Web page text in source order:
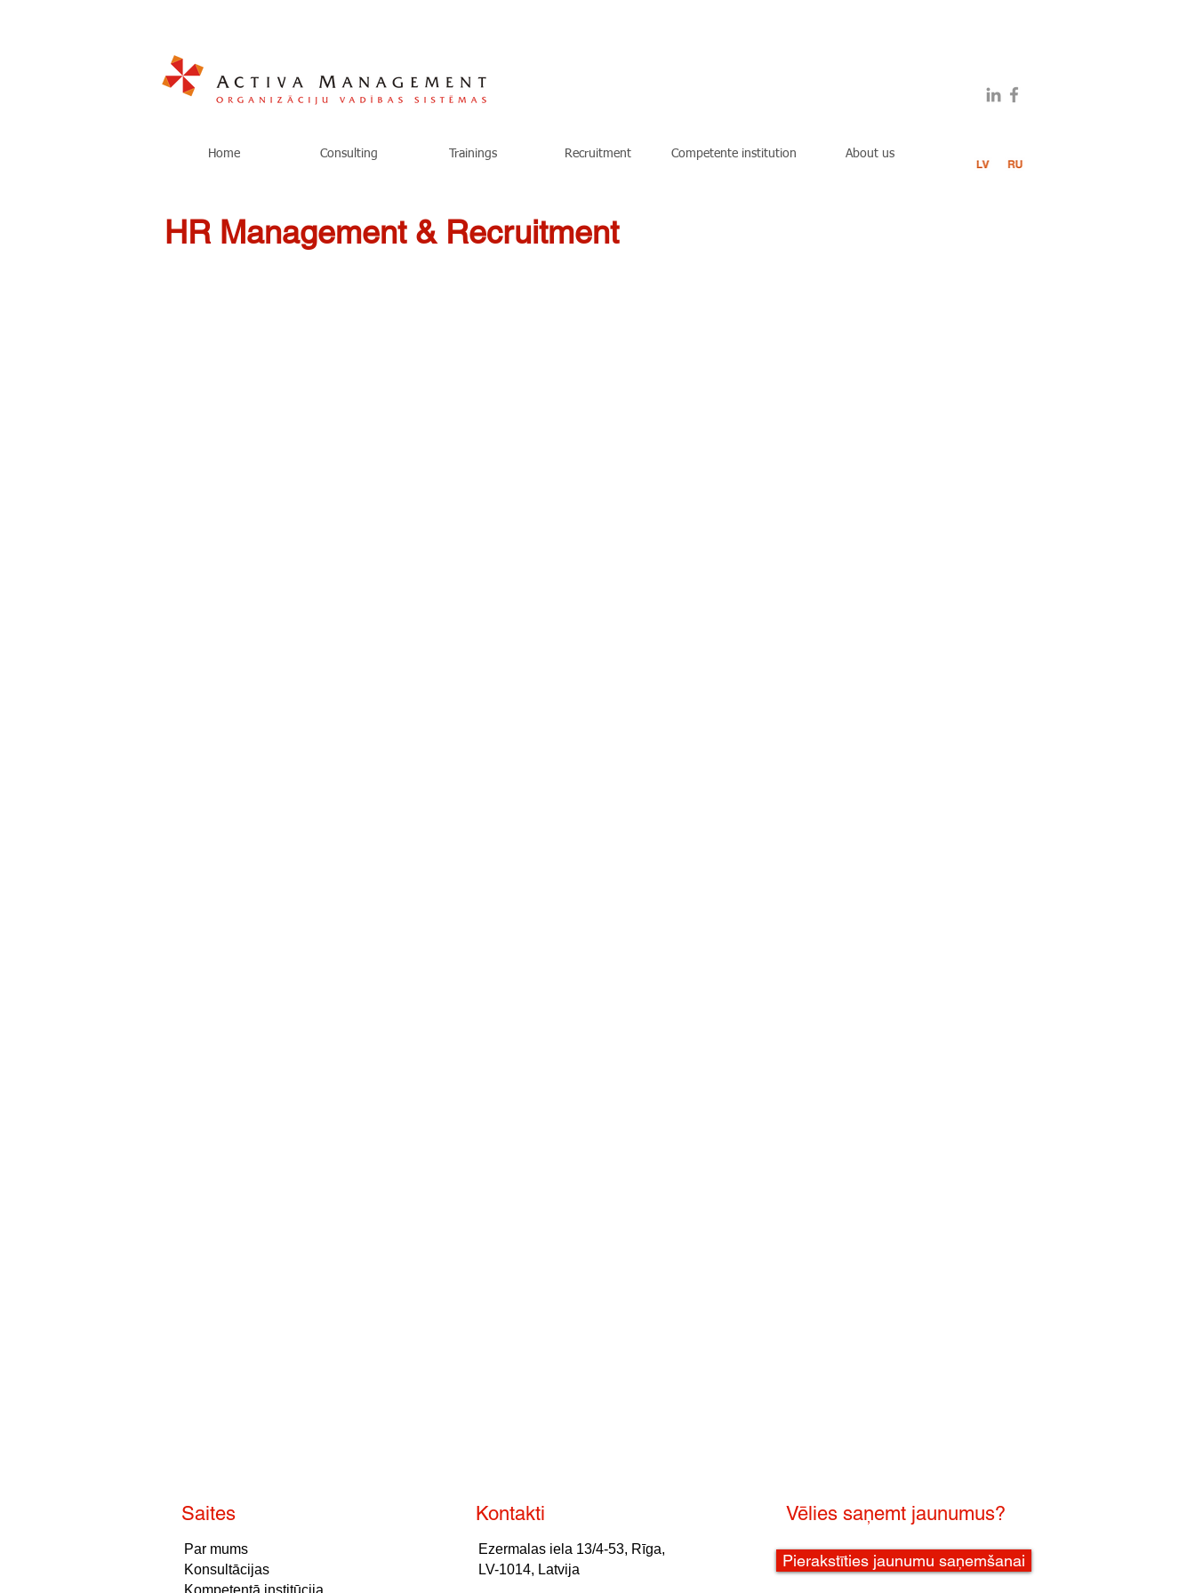
Home Consulting Trainings Recruitment Competente institution About us
HR Management & Recruitment
Saites
Par mums
Konsultācijas
Kompetentā institūcija
Kontakti
Ezermalas iela 13/4-53, Rīga,
LV-1014, Latvija
Vēlies saņemt jaunumus?
Pierakstīties jaunumu saņemšanai